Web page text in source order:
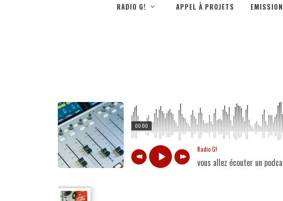
RADIO G! APPEL À PROJETS
00:00
Radio G!
vous allez écouter un